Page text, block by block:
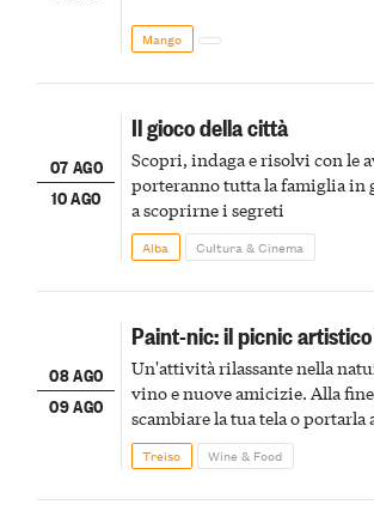
Mango
07 AGO
10 AGO
Il gioco della città
Scopri, indaga e risolvi con le
porteranno tutta la famiglia in
a scoprirne i segreti
Alba Cultura & Cinema
08 AGO
09 AGO
Paint-nic: il picnic
Un'attività rilassante nella
vino e nuove amicizie. Alla
scambiare la tua tela o portarla
Treiso Wine & Food